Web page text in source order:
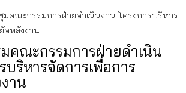
มคณะกรรมการฝ่ายดำเนินงาน โครงการบริหาร
ดพลังงาน
คณะกรรมการฝ่ายดำเนิน
บริหารจัดการเพื่อการ
าน